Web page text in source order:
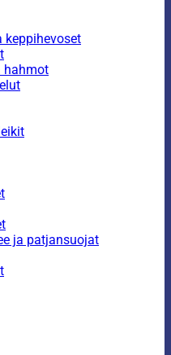
keppihevoset
hahmot
ja patjansuojat